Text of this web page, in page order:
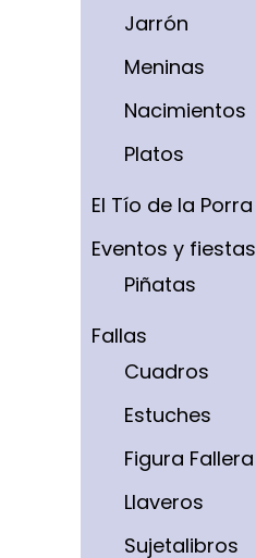
Jarrón
Meninas
Nacimientos
Platos
El Tío de la Porra
Eventos y fiestas
Piñatas
Fallas
Cuadros
Estuches
Figura Fallera
Llaveros
Sujetalibros